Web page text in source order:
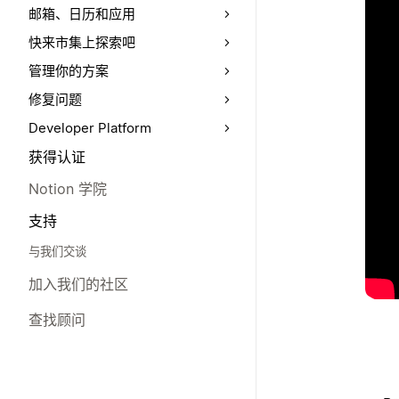
邮箱、日历和应用
快来市集上探索吧
管理你的方案
修复问题
Developer Platform
获得认证
Notion 学院
支持
与我们交谈
加入我们的社区
查找顾问